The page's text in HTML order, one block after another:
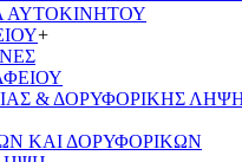
ΑΥΤΟΚΙΝΗΤΟΥ
+
& ΔΟΡΥΦΟΡΙΚΗΣ
ΚΑΙ ΔΟΡΥΦΟΡΙΚΩΝ